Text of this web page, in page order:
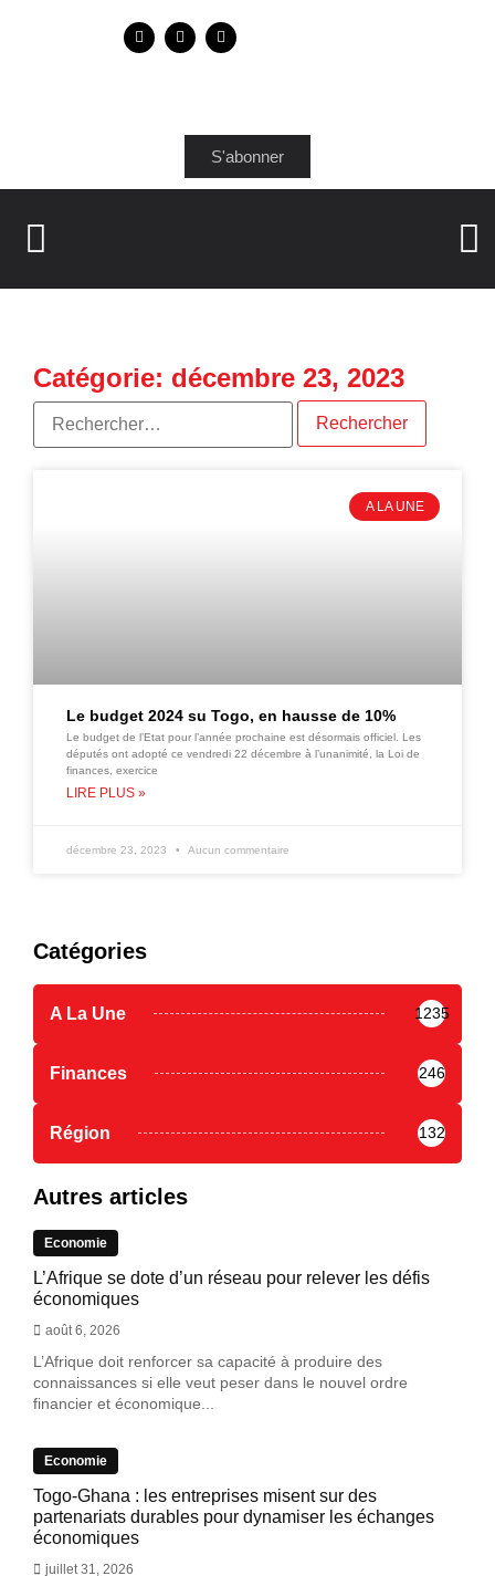
S'abonner
Catégorie: décembre 23, 2023
A LA UNE
Le budget 2024 su Togo, en hausse de 10%
Le budget de l’Etat pour l’année prochaine est désormais officiel. Les
députés ont adopté ce vendredi 22 décembre à l’unanimité, la Loi de
finances, exercice
LIRE PLUS »
décembre 23, 2023 Aucun commentaire
Catégories
A La Une 1235
Finances 246
Région 132
Autres articles
Economie
L’Afrique se dote d’un réseau pour relever les défis
économiques
août 6, 2026
L’Afrique doit renforcer sa capacité à produire des
connaissances si elle veut peser dans le nouvel ordre
financier et économique...
Economie
Togo-Ghana : les entreprises misent sur des
partenariats durables pour dynamiser les échanges
économiques
juillet 31, 2026